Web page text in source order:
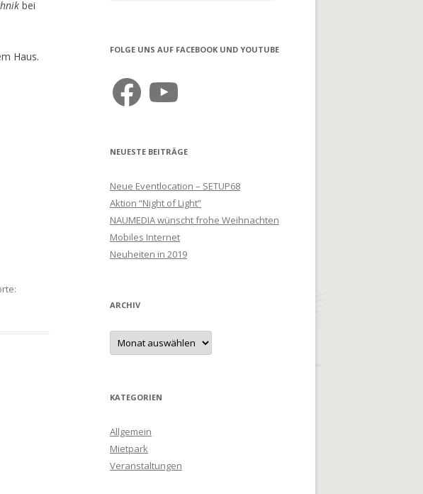
bei
Haus.
FOLGE UNS AUF FACEBOOK UND YOUTUBE
FacebookYouTube
NEUESTE BEITRÄGE
Neue Eventlocation – SETUP68
Aktion “Night of Light”
NAUMEDIA wünscht frohe Weihnachten
Mobiles Internet
Neuheiten in 2019
ARCHIV
Archiv
KATEGORIEN
Allgemein
Mietpark
Veranstaltungen